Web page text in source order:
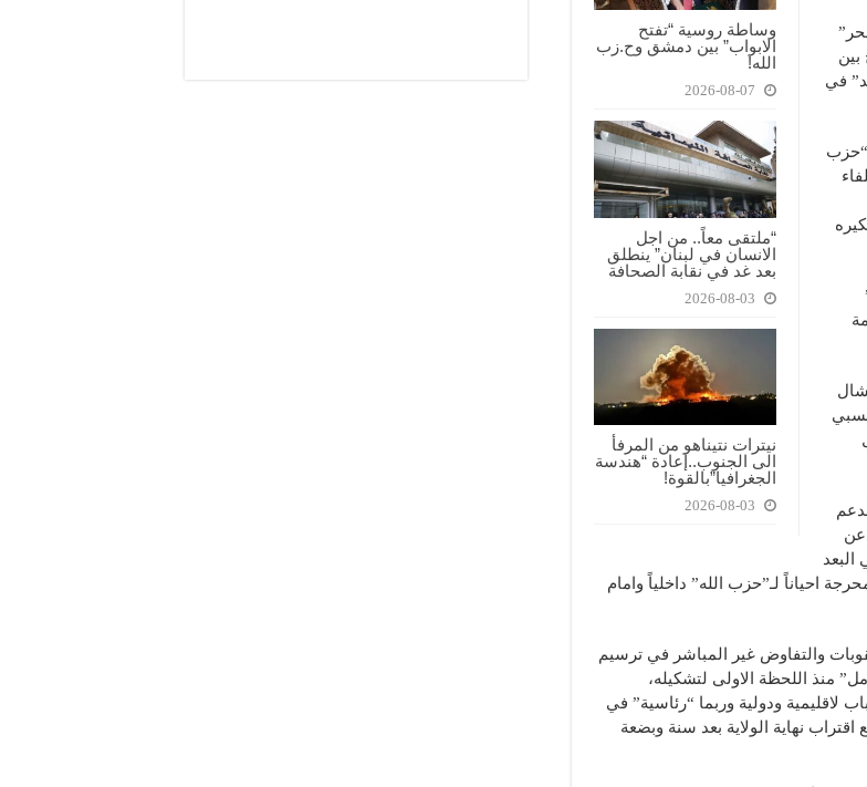
وساطة روسية “تفتح
الابواب” بين دمشق وح.زب
الله!
2026-08-07
“ملتقى معاً.. من اجل
الانسان في لبنان” ينطلق
بعد غد في نقابة الصحافة
2026-08-03
نيترات نتيناهو من المرفأ
الى الجنوب..إعادة “هندسة
الجغرافيا”بالقوة!
2026-08-03
بين
في
“حزب
عن
احياناً لـ”حزب الله” داخلياً وامام
والتفاوض غير المباشر في ترسيم
منذ اللحظة الاولى لتشكيله،
لاقليمية ودولية وربما “رئاسية” في
نهاية الولاية بعد سنة وبضعة